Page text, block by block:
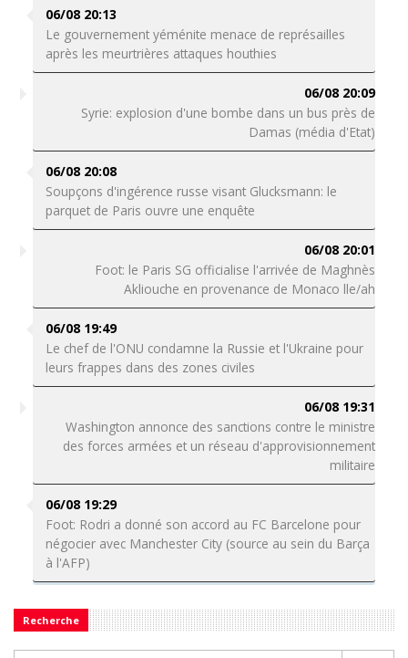
06/08 20:13
Le gouvernement yéménite menace de représailles
après les meurtrières attaques houthies
06/08 20:09
Syrie: explosion d'une bombe dans un bus près de
Damas (média d'Etat)
06/08 20:08
Soupçons d'ingérence russe visant Glucksmann: le
parquet de Paris ouvre une enquête
06/08 20:01
Foot: le Paris SG officialise l'arrivée de Maghnès
Akliouche en provenance de Monaco lle/ah
06/08 19:49
Le chef de l'ONU condamne la Russie et l'Ukraine pour
leurs frappes dans des zones civiles
06/08 19:31
Washington annonce des sanctions contre le ministre
des forces armées et un réseau d'approvisionnement
militaire
06/08 19:29
Foot: Rodri a donné son accord au FC Barcelone pour
négocier avec Manchester City (source au sein du Barça
à l'AFP)
Recherche